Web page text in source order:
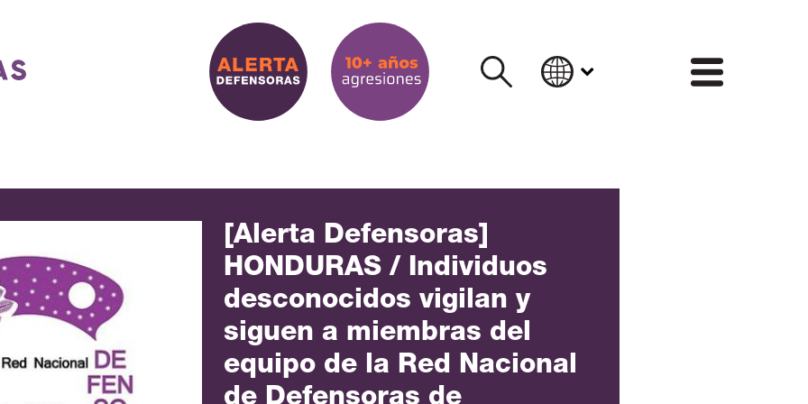
[Alerta Defensoras]
HONDURAS / Individuos
desconocidos vigilan y
siguen a miembras del
equipo de la Red Nacional